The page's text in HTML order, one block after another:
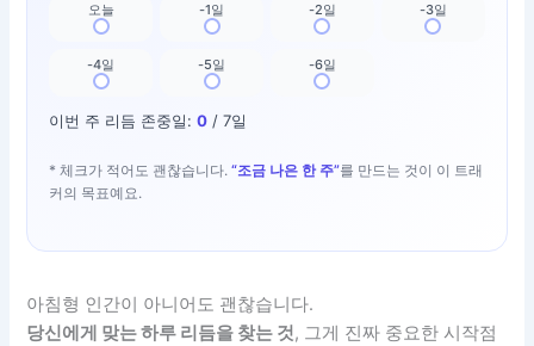
오늘 -1일 -2일 -3일
-4일 -5일 -6일
이번 주 리듬 존중일:0 / 7일
* 체크가 적어도 괜찮습니다.“조금 나은 한 주”를 만드는 것이 이 트래
커의 목표예요.
아침형 인간이 아니어도 괜찮습니다.
당신에게 맞는 하루 리듬을 찾는 것, 그게 진짜 중요한 시작점